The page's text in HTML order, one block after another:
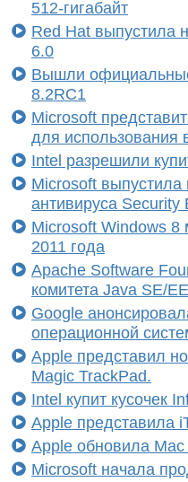
512-гигабайт
Red Hat выпустила
6.0
Вышли
8.2RC1
Microsoft
для использования
Intel разрешили
Microsoft
антивируса
Microsoft Windows 8
2011 года
Apache Software
комитета Java SE/EE
Google
операционной
Apple представил
Magic TrackPad.
Intel купит кусочек
Apple представила
Apple обновила
Microsoft начала